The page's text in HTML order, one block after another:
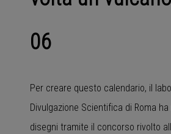
06
Per creare questo calendario, il
Divulgazione Scientifica di Roma
disegni tramite il concorso rivolto